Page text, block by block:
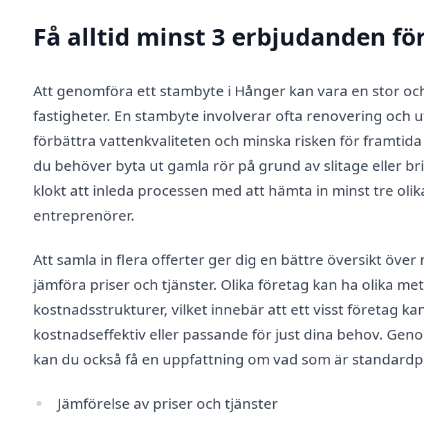
Få alltid minst 3 erbjudanden
Att genomföra ett stambyte i Hånger kan vara en stor
fastigheter. En stambyte involverar ofta renovering och
förbättra vattenkvaliteten och minska risken för framtida
du behöver byta ut gamla rör på grund av slitage eller
klokt att inleda processen med att hämta in minst tre
entreprenörer.
Att samla in flera offerter ger dig en bättre översikt över
jämföra priser och tjänster. Olika företag kan ha olika
kostnadsstrukturer, vilket innebär att ett visst företag
kostnadseffektiv eller passande för just dina behov.
kan du också få en uppfattning om vad som är
Jämförelse av priser och tjänster